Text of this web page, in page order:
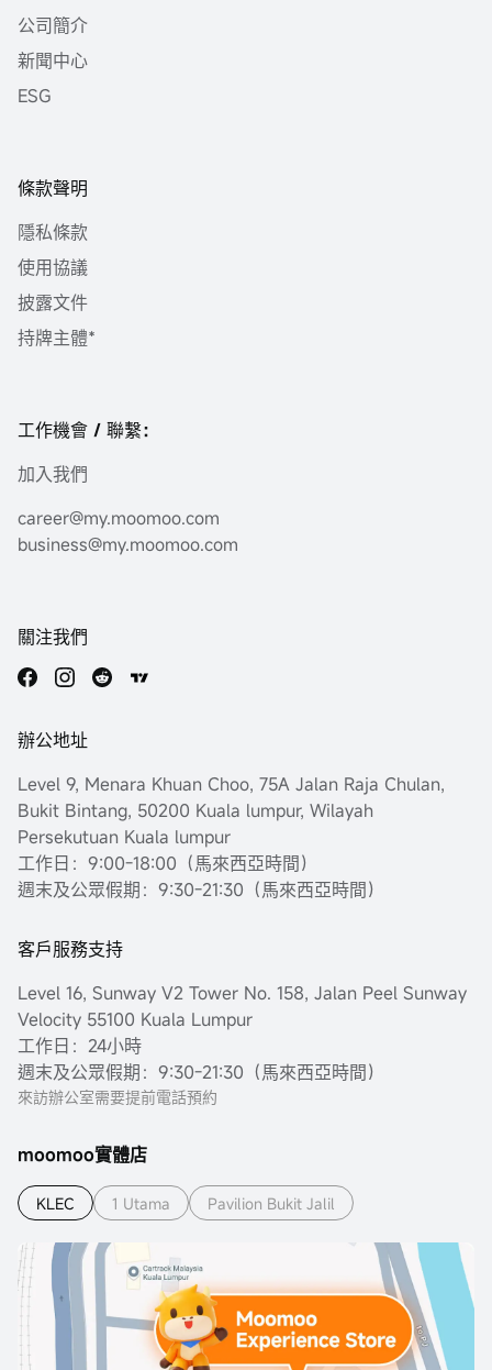
公司簡介
新聞中心
ESG
條款聲明
隱私條款
使用協議
披露文件
持牌主體*
工作機會 / 聯繫：
加入我們
career@my.moomoo.com
business@my.moomoo.com
關注我們
辦公地址
Level 9, Menara Khuan Choo, 75A Jalan Raja Chulan,
Bukit Bintang, 50200 Kuala lumpur, Wilayah
Persekutuan Kuala lumpur
工作日：9:00-18:00（馬來西亞時間）
週末及公眾假期：9:30-21:30（馬來西亞時間）
客戶服務支持
Level 16, Sunway V2 Tower No. 158, Jalan Peel Sunway
Velocity 55100 Kuala Lumpur
工作日：24小時
週末及公眾假期：9:30-21:30（馬來西亞時間）
來訪辦公室需要提前電話預約
moomoo實體店
KLEC 1 Utama Pavilion Bukit Jalil